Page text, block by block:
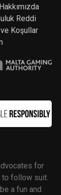
Hakkımızda
Reddi
Koşullar
for
to follow suit.
a fun and